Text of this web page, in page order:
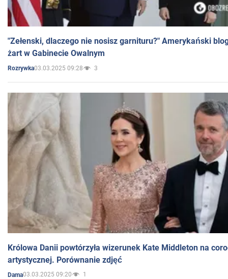
"Zełenski, dlaczego nie nosisz garnituru?" Amerykański
żart w Gabinecie Owalnym
Rozrywka03.03.2025 09:28 3
Królowa Danii powtórzyła wizerunek Kate Middleton na
artystycznej. Porównanie zdjęć
Dama03.03.2025 09:20 1